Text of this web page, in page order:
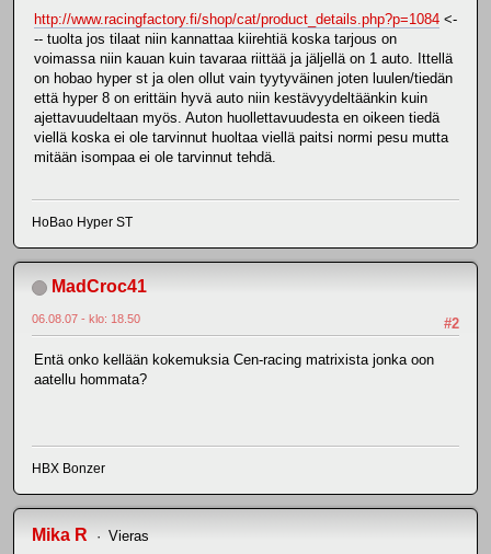
http://www.racingfactory.fi/shop/cat/product_details.php?p=1084 <-
-- tuolta jos tilaat niin kannattaa kiirehtiä koska tarjous on
voimassa niin kauan kuin tavaraa riittää ja jäljellä on 1 auto. Ittellä
on hobao hyper st ja olen ollut vain tyytyväinen joten luulen/tiedän
että hyper 8 on erittäin hyvä auto niin kestävyydeltäänkin kuin
ajettavuudeltaan myös. Auton huollettavuudesta en oikeen tiedä
viellä koska ei ole tarvinnut huoltaa viellä paitsi normi pesu mutta
mitään isompaa ei ole tarvinnut tehdä.
HoBao Hyper ST
MadCroc41
#2
06.08.07 - klo: 18.50
Entä onko kellään kokemuksia Cen-racing matrixista jonka oon
aatellu hommata?
HBX Bonzer
Mika R Vieras